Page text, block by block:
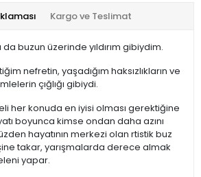
Kargo ve Teslimat
buzun üzerinde yıldırım gibiydim.
nefretin, yaşadığım haksızlıkların ve
çığlığı gibiydi.
her konuda en iyisi olması gerektiğine
boyunca kimse ondan daha azını
hayatının merkezi olan rtistik buz
takar, yarışmalarda derece almak
yapar.